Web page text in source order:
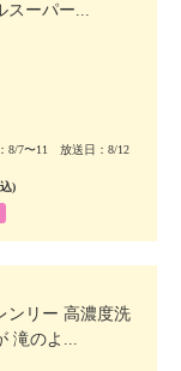
スーパー...
8/7〜11 放送日：8/12
)
ンリー 高濃度洗
滝のよ...